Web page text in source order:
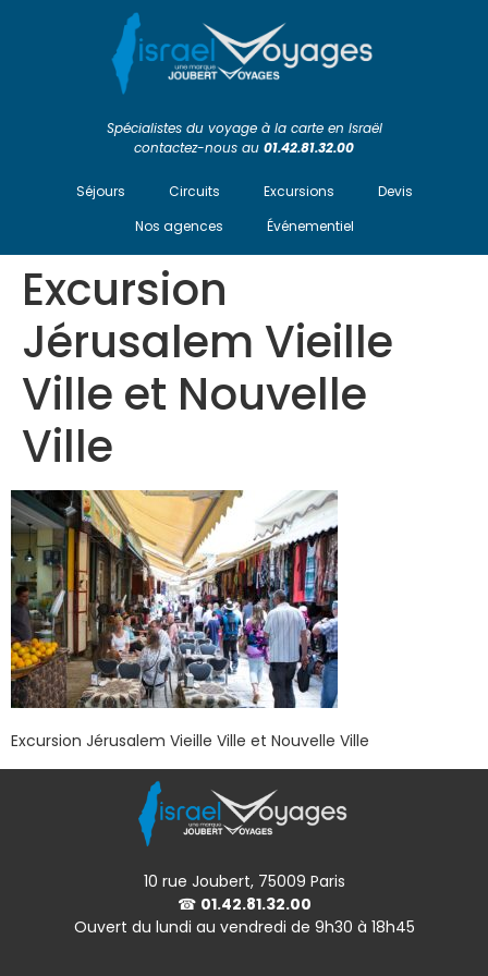
Spécialistes du voyage à la carte en Israël
contactez-nous au 01.42.81.32.00
Séjours Circuits Excursions
Devis
Nos agences
Événementiel
Excursion
Jérusalem Vieille
Ville et Nouvelle
Ville
Excursion Jérusalem Vieille Ville et Nouvelle Ville
10 rue Joubert, 75009 Paris
☎ 01.42.81.32.00
Ouvert du lundi au vendredi de 9h30 à 18h45